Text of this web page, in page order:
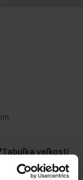
Tabuľka veľkostí